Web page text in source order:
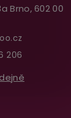
Brno, 602 00
206